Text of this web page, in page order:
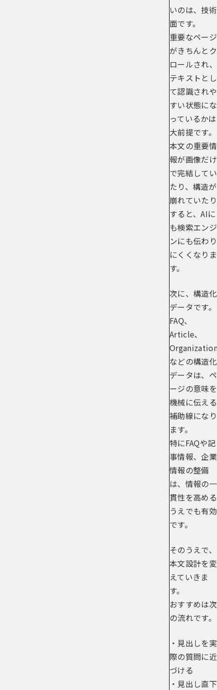
いのは、技術
面です。
重要なページ
がきちんとク
ロールされ、
テキストとし
て認識されや
すい状態にな
っているかは
大前提です。
本文の重要情
報が画像だけ
で完結してい
たり、構造が
崩れていたり
すると、AIに
も検索エンジ
ンにも伝わり
にくくなりま
す。
次に、構造化
データです。
FAQ、
Article、
などの構造化
データは、ペ
ージの意味を
機械に伝える
補助線になり
ます。
特にFAQや記
事情報、企業
情報の整備
は、情報の一
貫性を高める
うえでも有効
です。
そのうえで、
本文設計を変
えていきま
す。
おすすめは次
の流れです。
・見出しを実
際の質問に近
づける
・見出し直下